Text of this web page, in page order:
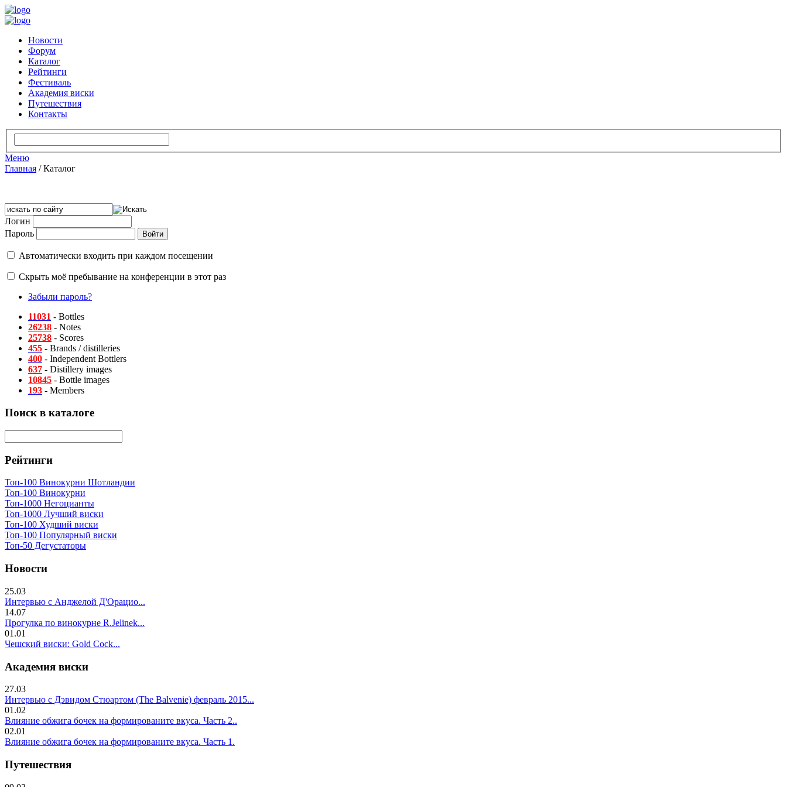
Новости
Форум
Каталог
Рейтинги
Фестиваль
Академия виски
Путешествия
Контакты
Меню
Главная /Каталог
Логин
Пароль
Автоматически входить при каждом посещении
Скрыть моё пребывание на конференции в этот раз
Забыли пароль?
11031 - Bottles
26238 - Notes
25738 - Scores
455 - Brands / distilleries
400 - Independent Bottlers
637 - Distillery images
10845 - Bottle images
193 - Members
Поиск в каталоге
Рейтинги
Топ-100 Винокурни Шотландии
Топ-100 Винокурни
Топ-1000 Негоцианты
Топ-1000 Лучший виски
Топ-100 Худший виски
Топ-100 Популярный виски
Топ-50 Дегустаторы
Новости
25.03
Интервью с Анджелой Д'Орацио...
14.07
Прогулка по винокурне R.Jelinek...
01.01
Чешский виски: Gold Cock...
Академия виски
27.03
Интервью с Дэвидом Стюартом (The Balvenie) февраль 2015...
01.02
Влияние обжига бочек на формированите вкуса. Часть 2..
02.01
Влияние обжига бочек на формированите вкуса. Часть 1.
Путешествия